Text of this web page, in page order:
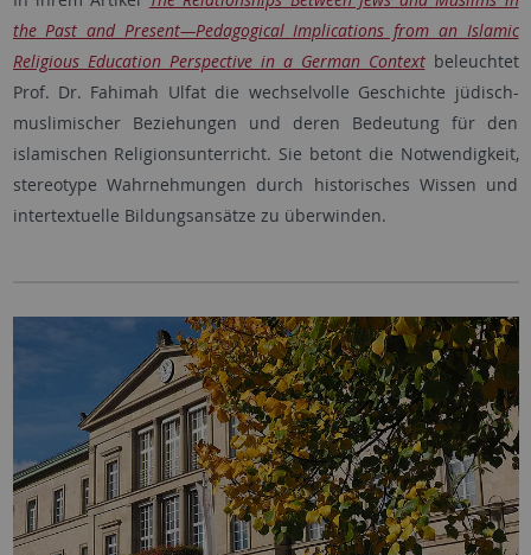
the Past and Present—Pedagogical Implications from an Islamic
Religious Education Perspective in a German Contextbeleuchtet
Prof. Dr. Fahimah Ulfat die wechselvolle Geschichte jüdisch-
muslimischer Beziehungen und deren Bedeutung für den
islamischen Religionsunterricht. Sie betont die Notwendigkeit,
stereotype Wahrnehmungen durch historisches Wissen und
intertextuelle Bildungsansätze zu überwinden.